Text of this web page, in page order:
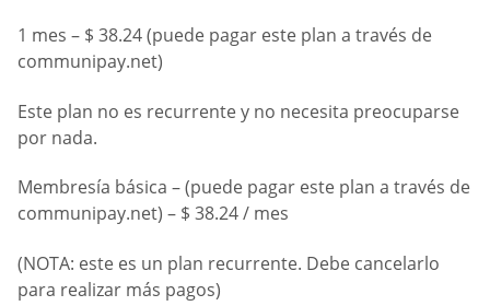
1 mes – $ 38.24 (puede pagar este plan a través de
communipay.net)
Este plan no es recurrente y no necesita preocuparse
por nada.
Membresía básica – (puede pagar este plan a través de
communipay.net) – $ 38.24 / mes
(NOTA: este es un plan recurrente. Debe cancelarlo
para realizar más pagos)